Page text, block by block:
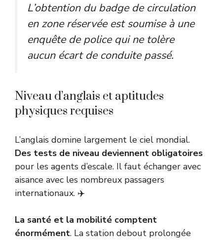
L’obtention du badge de circulation
en zone réservée est soumise à une
enquête de police qui ne tolère
aucun écart de conduite passé.
Niveau d’anglais et aptitudes
physiques requises
L’anglais domine largement le ciel mondial.
Des tests de niveau deviennent obligatoires
pour les agents d’escale. Il faut échanger avec
aisance avec les nombreux passagers
internationaux. ✈️
La santé et la mobilité comptent
énormément. La station debout prolongée